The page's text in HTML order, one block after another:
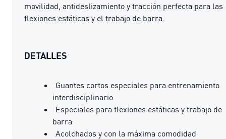
movilidad, antideslizamiento y tracción perfecta para las
flexiones estáticas y el trabajo de barra.
DETALLES
Guantes cortos especiales para entrenamiento
interdisciplinario
Especiales para flexiones estáticas y trabajo de
barra
Acolchados y con la máxima comodidad